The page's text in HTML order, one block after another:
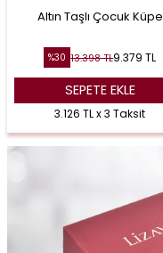
Altın Taşlı Çocuk Küpe
%30 13.398TL9.379 TL
SEPETE EKLE
3.126 TL x 3 Taksit